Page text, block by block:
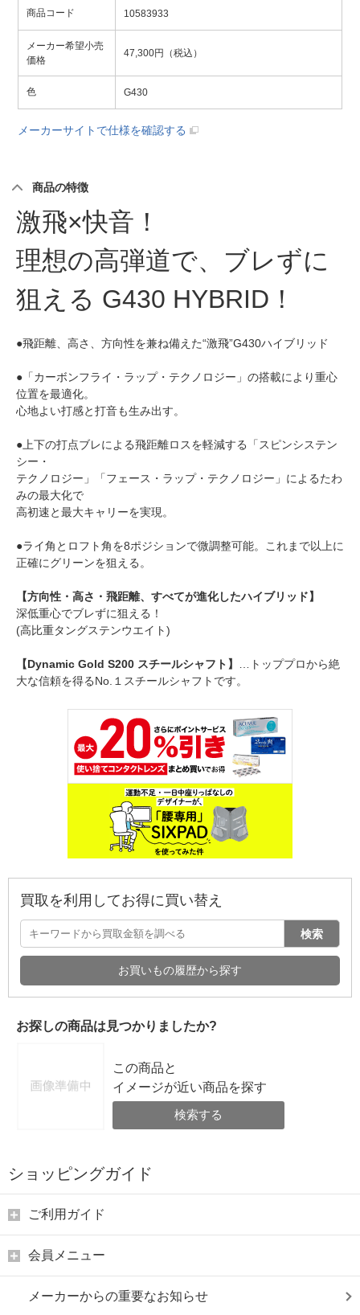
商品コード 10583933
メーカー希望小売
価格
47,300円（税込）
色 G430
メーカーサイトで仕様を確認する
商品の特徴
激飛×快音！
理想の高弾道で、ブレずに
狙える G430 HYBRID！
●飛距離、高さ、方向性を兼ね備えた“激飛”G430ハイブリッド
●「カーボンフライ・ラップ・テクノロジー」の搭載により重心
位置を最適化。
心地よい打感と打音も生み出す。
●上下の打点ブレによる飛距離ロスを軽減する「スピンシステン
シー・
テクノロジー」「フェース・ラップ・テクノロジー」によるたわ
みの最大化で
高初速と最大キャリーを実現。
●ライ角とロフト角を8ポジションで微調整可能。これまで以上に
正確にグリーンを狙える。
【方向性・高さ・飛距離、すべてが進化したハイブリッド】
深低重心でブレずに狙える！
(高比重タングステンウエイト)
【Dynamic Gold S200 スチールシャフト】
…トッププロから絶
大な信頼を得るNo.１スチールシャフトです。
買取を利用してお得に買い替え
検索
お買いもの履歴から探す
お探しの商品は見つかりましたか?
この商品と
イメージが近い商品を探す
検索する
ショッピングガイド
ご利用ガイド
会員メニュー
メーカーからの重要なお知らせ